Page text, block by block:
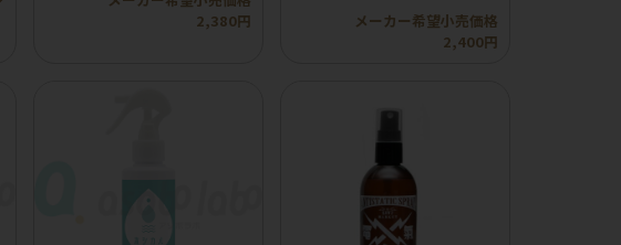
2,380円
メーカー希望小売価格
2,400円